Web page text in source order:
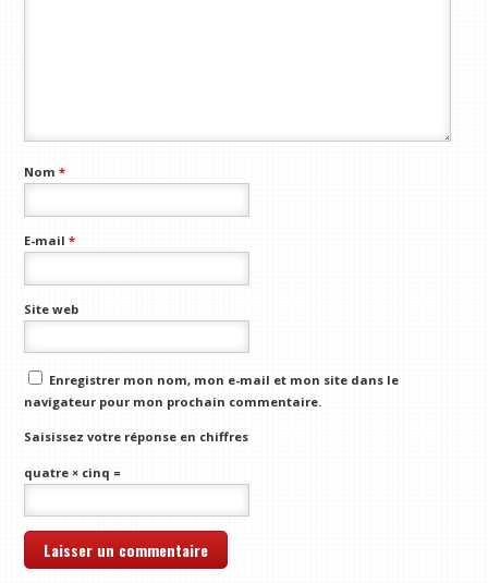
Nom*
E-mail*
Site web
Enregistrer mon nom, mon e-mail et mon site dans le
navigateur pour mon prochain commentaire.
Saisissez votre réponse en chiffres
quatre × cinq =